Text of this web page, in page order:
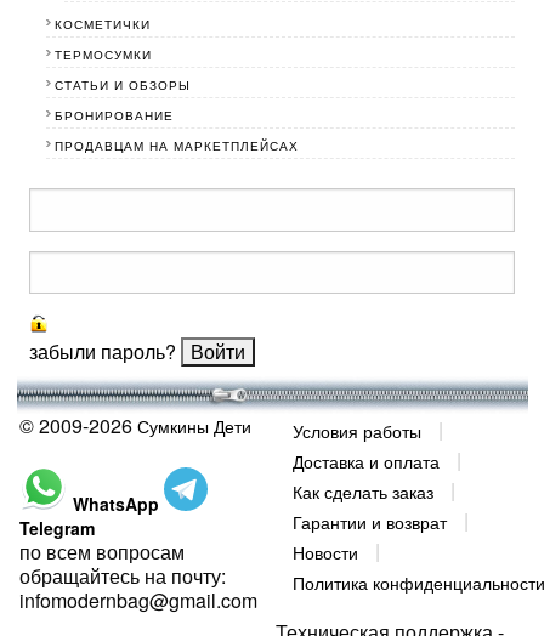
КОСМЕТИЧКИ
ТЕРМОСУМКИ
СТАТЬИ И ОБЗОРЫ
БРОНИРОВАНИЕ
ПРОДАВЦАМ НА МАРКЕТПЛЕЙСАХ
забыли пароль?
© 2009-2026 Сумкины Дети
WhatsApp
Telegram
по всем вопросам
обращайтесь на почту:
infomodernbag@gmail.com
Условия работы
Доставка и оплата
Как сделать заказ
Гарантии и возврат
Новости
Политика конфиденциальности